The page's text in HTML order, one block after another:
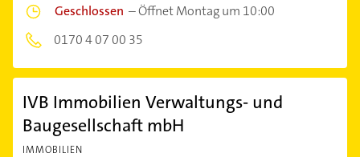
Geschlossen –Öffnet Montag um 10:00
0170 4 07 00 35
IVB Immobilien Verwaltungs- und
Baugesellschaft mbH
IMMOBILIEN